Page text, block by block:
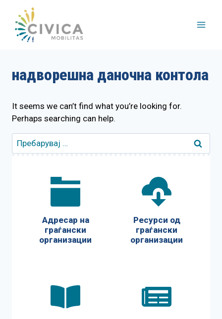
content
надворешна даночна контола
It seems we can’t find what you’re looking for.
Perhaps searching can help.
Пребарувај
за:
Адресар на
граѓански
организации
Ресурси од
граѓански
организации